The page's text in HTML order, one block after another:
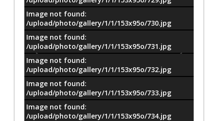
Image not found:
/upload/photo/gallery/1/1/153x95o/730.jpg
Image not found:
/upload/photo/gallery/1/1/153x95o/731.jpg
Image not found:
/upload/photo/gallery/1/1/153x95o/732.jpg
Image not found:
/upload/photo/gallery/1/1/153x95o/733.jpg
Image not found:
/upload/photo/gallery/1/1/153x95o/734.jpg